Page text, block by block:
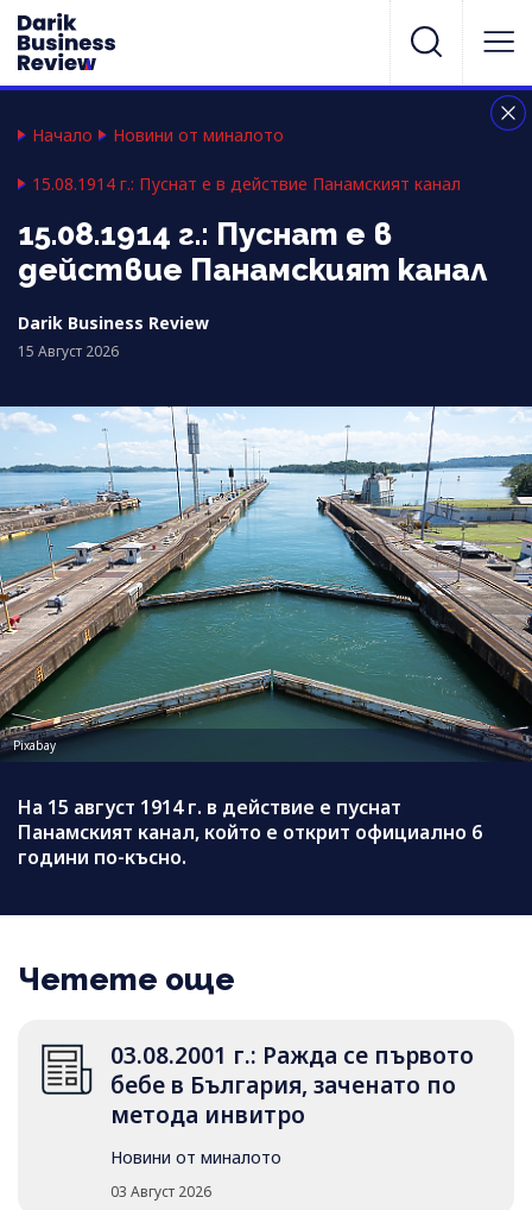
Начало Новини от миналото
15.08.1914 г.: Пуснат е в действие Панамският канал
Pixabay
15.08.1914 г.: Пуснат е в
действие Панамският канал
Darik Business Review
15 Август 2026
На 15 август 1914 г. в действие е пуснат
Панамският канал, който е открит официално 6
години по-късно.
Четете още
03.08.2001 г.: Ражда се първото
бебе в България, заченато по
метода инвитро
Новини от миналото
03 Август 2026